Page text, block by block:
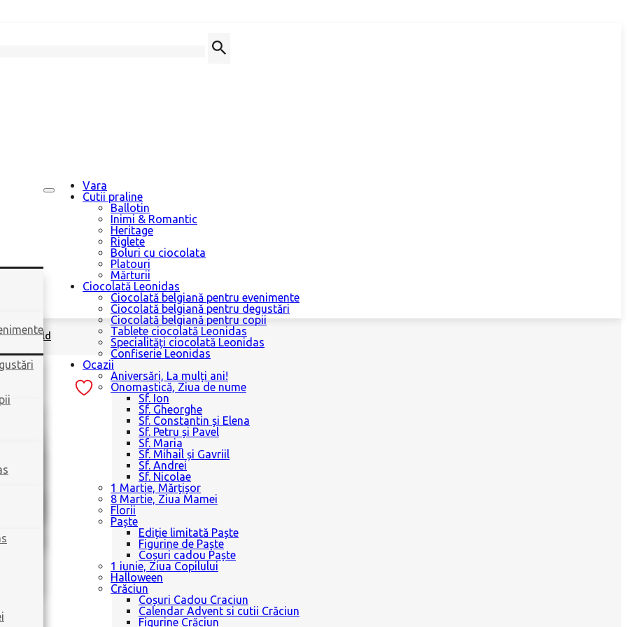
Vara
Cutii praline
Ballotin
Inimi & Romantic
Heritage
Riglete
Boluri cu ciocolata
Platouri
Mărturii
Ciocolată Leonidas
Ciocolată belgiană pentru evenimente
Ciocolată belgiană pentru degustări
Ciocolată belgiană pentru copii
Tablete ciocolată Leonidas
Specialități ciocolată Leonidas
Confiserie Leonidas
Ocazii
Aniversări, La mulți ani!
Onomastică, Ziua de nume
Sf. Ion
Sf. Gheorghe
Sf. Constantin și Elena
Sf. Petru și Pavel
Sf. Maria
Sf. Mihail și Gavriil
Sf. Andrei
Sf. Nicolae
1 Martie, Mărțișor
8 Martie, Ziua Mamei
Florii
Paște
Ediție limitată Paște
Figurine de Paște
Coșuri cadou Paște
1 iunie, Ziua Copilului
Halloween
Crăciun
Coșuri Cadou Craciun
Calendar Advent si cutii Crăciun
Figurine Crăciun
|Tin Gold